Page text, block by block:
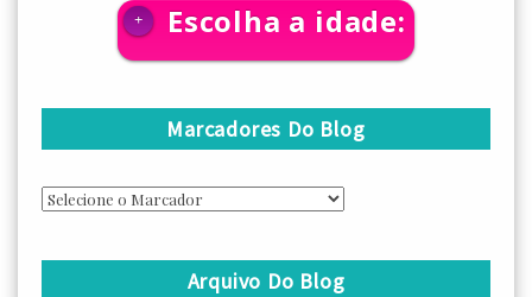
+ Escolha a idade:
Marcadores Do Blog
Arquivo Do Blog